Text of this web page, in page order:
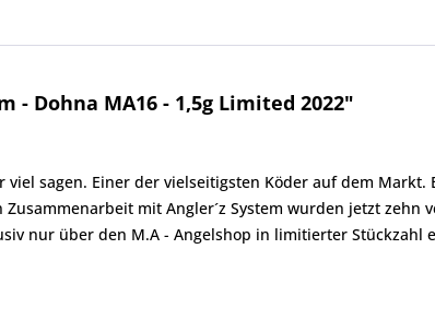
Dohna MA16 - 1,5g Limited 2022"
sagen. Einer der vielseitigsten Köder auf dem
mit Angler´z System wurden jetzt zehn
nur über den M.A - Angelshop in limitierter Stückzahl